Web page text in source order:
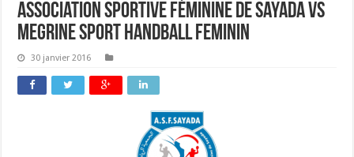
Association Sportive Féminine de Sayada vs
Megrine Sport HandBall Feminin
30 janvier 2016